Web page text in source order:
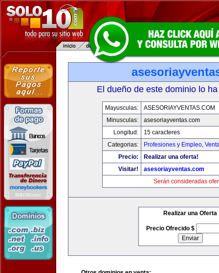
El dueño de este dominio lo
Mayusculas:
ASESORIAYVENTAS.COM
Minusculas:
asesoriayventas.com
Longitud:
15 caracteres
Categorias:
Profesiones y Empleo,
Precio:
Realizar una oferta!
Visitar!
asesoriayventas.com
Serán consideradas
Realizar una Oferta
Precio Ofrecido $